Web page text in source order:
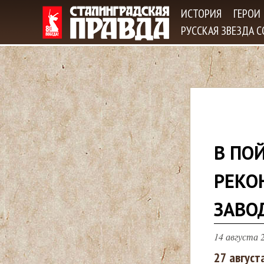
ИСТОРИЯ ГЕРОИ
РУССКАЯ ЗВЕЗДА
д
е
В
14 августа
27